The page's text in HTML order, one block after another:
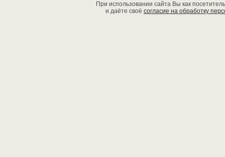
При использовании сайта Вы как
и даёте своё согласие на обработку